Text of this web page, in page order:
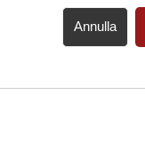
Annulla